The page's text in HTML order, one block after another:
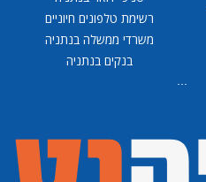
רשימת טלפונים חיוניים
משרדי ממשלה בנתניה
בנקים בנתניה